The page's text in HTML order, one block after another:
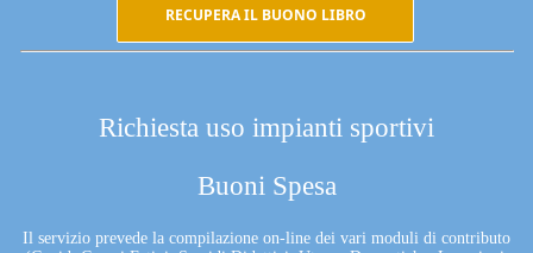
RECUPERA IL BUONO LIBRO
Richiesta uso impianti sportivi
Buoni Spesa
Il servizio prevede la compilazione on-line dei vari moduli di contributo